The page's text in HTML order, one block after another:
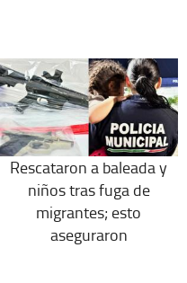
Rescataron a baleada y
niños tras fuga de
migrantes; esto
aseguraron